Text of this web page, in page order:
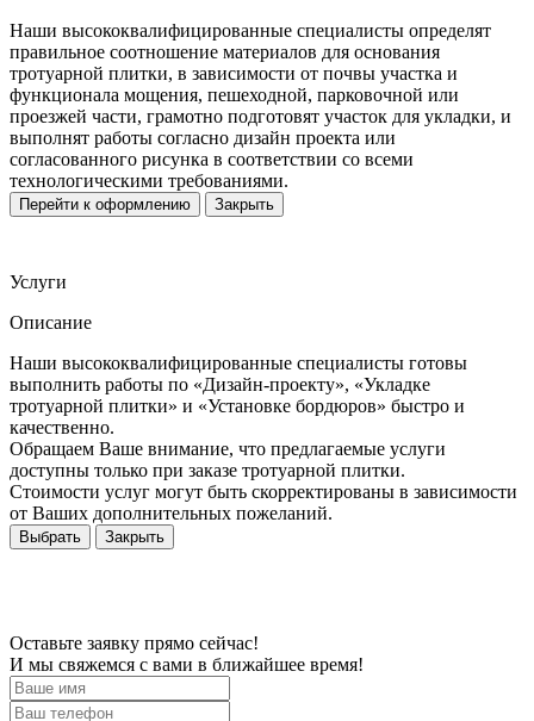
Наши высококвалифицированные специалисты определят
правильное соотношение материалов для основания
тротуарной плитки, в зависимости от почвы участка и
функционала мощения, пешеходной, парковочной или
проезжей части, грамотно подготовят участок для укладки, и
выполнят работы согласно дизайн проекта или
согласованного рисунка в соответствии со всеми
технологическими требованиями.
Перейти к оформлению Закрыть
Услуги
Описание
Наши высококвалифицированные специалисты готовы
выполнить работы по «Дизайн-проекту», «Укладке
тротуарной плитки» и «Установке бордюров» быстро и
качественно.
Обращаем Ваше внимание, что предлагаемые услуги
доступны только при заказе тротуарной плитки.
Стоимости услуг могут быть скорректированы в зависимости
от Ваших дополнительных пожеланий.
Выбрать Закрыть
Оставьте заявку прямо сейчас!
И мы свяжемся с вами в ближайшее время!